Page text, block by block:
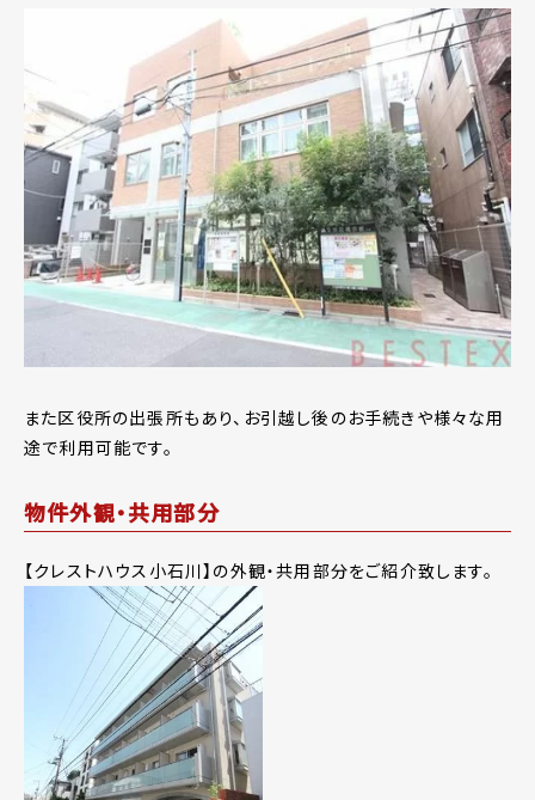
また区役所の出張所もあり、お引越し後のお手続きや様々な用
途で利用可能です。
物件外観・共用部分
【クレストハウス小石川】の外観・共用部分をご紹介致します。